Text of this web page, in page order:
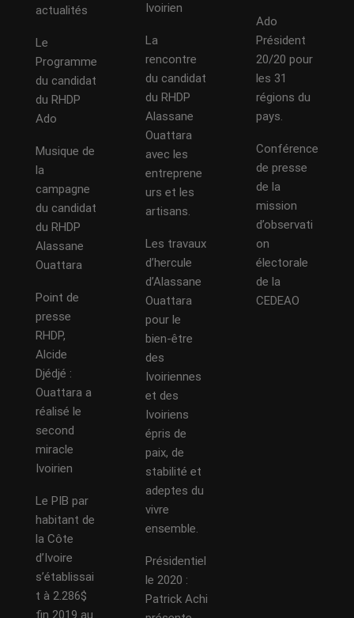
actualités
Le
Programme
du candidat
du RHDP
Ado
Musique de
la
campagne
du candidat
du RHDP
Alassane
Ouattara
Point de
presse
RHDP,
Alcide
Djédjé :
Ouattara a
réalisé le
second
miracle
Ivoirien
Le PIB par
habitant de
la Côte
d’Ivoire
s’établissai
t à 2.286$
fin 2019 au
Ivoirien
La
rencontre
du candidat
du RHDP
Alassane
Ouattara
avec les
entreprene
urs et les
artisans.
Les travaux
d’hercule
d’Alassane
Ouattara
pour le
bien-être
des
Ivoiriennes
et des
Ivoiriens
épris de
paix, de
stabilité et
adeptes du
vivre
ensemble.
Présidentiel
le 2020 :
Patrick Achi
Ado
Président
20/20 pour
les 31
régions du
pays.
Conférence
de presse
de la
mission
d’observati
on
électorale
de la
CEDEAO